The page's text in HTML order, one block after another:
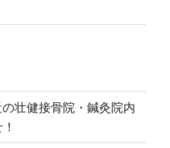
壮健接骨院・鍼灸院内